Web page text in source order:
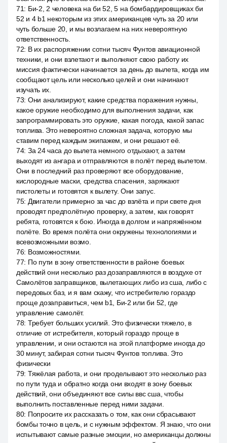
71: Би-2, 2 человека на би 52, 5 на бомбардировщиках би
52 и 4 b1 некоторым из этих американцев чуть за 20 или
чуть больше 20, и мы возлагаем на них невероятную
ответственность.
72: В их распоряжении сотни тысяч Фунтов авиационной
техники, и они взлетают и выполняют свою работу их
миссия фактически начинается за день до вылета, когда им
сообщают цель или несколько целей и они начинают
изучать их.
73: Они анализируют, какие средства поражения нужны,
какое оружие необходимо для выполнения задачи, как
запрограммировать это оружие, какая погода, какой запас
топлива. Это невероятно сложная задача, которую мы
ставим перед каждым экипажем, и они решают её.
74: За 24 часа до вылета немного отдыхают, а затем
выходят из ангара и отправляются в полёт перед вылетом.
Они в последний раз проверяют все оборудование,
кислородные маски, средства спасения, заряжают
пистолеты и готовятся к вылету. Они запус.
75: Двигатели примерно за час до взлёта и при свете дня
проводят предполётную проверку, а затем, как говорят
ребята, готовятся к бою. Иногда в долгом и напряжённом
полёте. Во время полёта они окружены технологиями и
всевозможными возмо.
76: Возможностями.
77: По пути в зону ответственности в районе боевых
действий они несколько раз дозаправляются в воздухе от
Самолётов заправщиков, вылетающих либо из сша, либо с
передовых баз, и я вам скажу, что истребителю гораздо
проще дозаправиться, чем b1, Би-2 или би 52, где
управление самолёт.
78: Требует больших усилий. Это физически тяжело, в
отличие от истребителя, который гораздо проще в
управлении, и они остаются на этой платформе иногда до
30 минут, забирая сотни тысяч Фунтов топлива. Это
физически
79: Тяжёлая работа, и они проделывают это несколько раз
по пути туда и обратно когда они входят в зону боевых
действий, они объединяют все силы ввс сша, чтобы
выполнить поставленные перед ними задачи.
80: Попросите их рассказать о том, как они сбрасывают
бомбы точно в цель, и с нужным эффектом. Я знаю, что они
испытывают самые разные эмоции, но американцы должны